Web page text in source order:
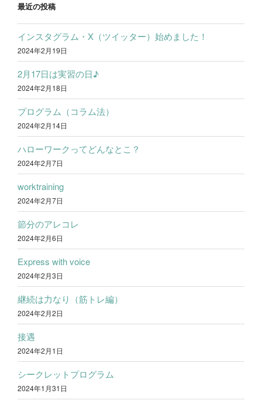
最近の投稿
インスタグラム・X（ツイッター）始めました！
2024年2月19日
2月17日は実習の日♪
2024年2月18日
プログラム（コラム法）
2024年2月14日
ハローワークってどんなとこ？
2024年2月7日
worktraining
2024年2月7日
節分のアレコレ
2024年2月6日
Express with voice
2024年2月3日
継続は力なり（筋トレ編）
2024年2月2日
接遇
2024年2月1日
シークレットプログラム
2024年1月31日